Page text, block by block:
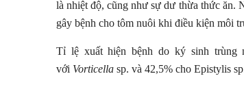
là nhiệt độ, cũng như sự dư thừa thức ăn.
gây bệnh cho tôm nuôi khi điều kiện môi
Tỉ lệ xuất hiện bệnh do ký sinh trùng
với Vorticella sp. và 42,5% cho Epistylis